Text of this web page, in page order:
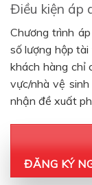
Điều kiện áp
Chương trình
số lượng hộp
khách hàng chỉ
vực/nhà vệ
nhận đề xuất
ĐĂNG KÝ